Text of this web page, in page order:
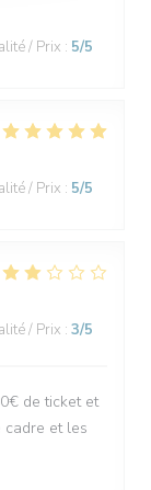
/ Prix : 5/5
/ Prix : 5/5
/ Prix : 3/5
de ticket et
cadre et les